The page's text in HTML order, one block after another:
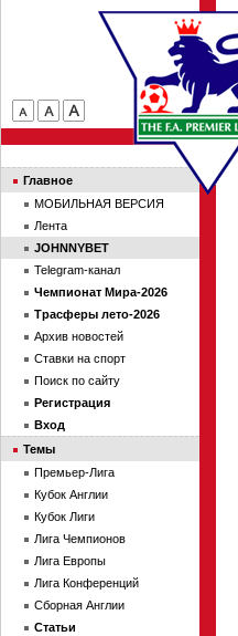
Главное
МОБИЛЬНАЯ ВЕРСИЯ
Лента
JOHNNYBET
Telegram-канал
Чемпионат Мира-2026
Трасферы лето-2026
Архив новостей
Ставки на спорт
Поиск по сайту
Регистрация
Вход
Темы
Премьер-Лига
Кубок Англии
Кубок Лиги
Лига Чемпионов
Лига Европы
Лига Конференций
Сборная Англии
Статьи